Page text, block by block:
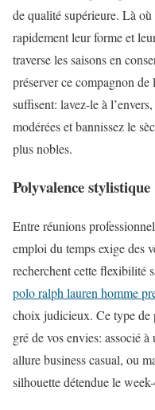
de qualité supérieure. Là
rapidement leur forme et
traverse les saisons en
préserver ce compagnon
suffisent: lavez-le à
modérées et bannissez le
plus nobles.
Polyvalence stylistique
Entre réunions
emploi du temps exige des
recherchent cette flexibilité
polo ralph lauren homme
choix judicieux. Ce type de
gré de vos envies: associé
allure business casual, ou
silhouette détendue le